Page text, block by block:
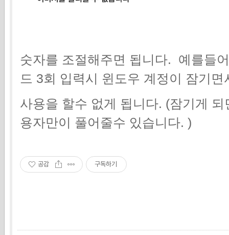
숫자를 조절해주면 됩니다. 예를들
드 3회 입력시 윈도우 계정이 잠기면
사용을 할수 없게 됩니다. (잠기게
용자만이 풀어줄수 있습니다. )
공감 구독하기